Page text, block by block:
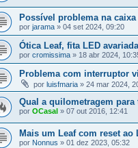
Possível problema na
por jarama » 04 set 2024, 09:20
Ótica Leaf, fita LED avariada
por cromissima » 18 abr 2024,
Problema com interruptor
por luisfmaria » 24 mar 2024,
Qual a quilometragem
por OCasal » 07 out 2016, 12:41
Mais um Leaf com reset ao
por Nonnus » 01 dez 2023, 05:32